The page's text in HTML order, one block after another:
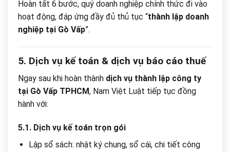
Hoàn tất 6 bước, quý doanh nghiệp chính thức đi vào
hoạt động, đáp ứng đầy đủ thủ tục “thành lập doanh
nghiệp tại Gò Vấp”.
5. Dịch vụ kế toán & dịch vụ báo cáo thuế
Ngay sau khi hoàn thành dịch vụ thành lập công ty
tại Gò Vấp TPHCM, Nam Việt Luật tiếp tục đồng
hành với:
5.1. Dịch vụ kế toán trọn gói
Lập sổ sách: nhật ký chung, sổ cái, chi tiết công